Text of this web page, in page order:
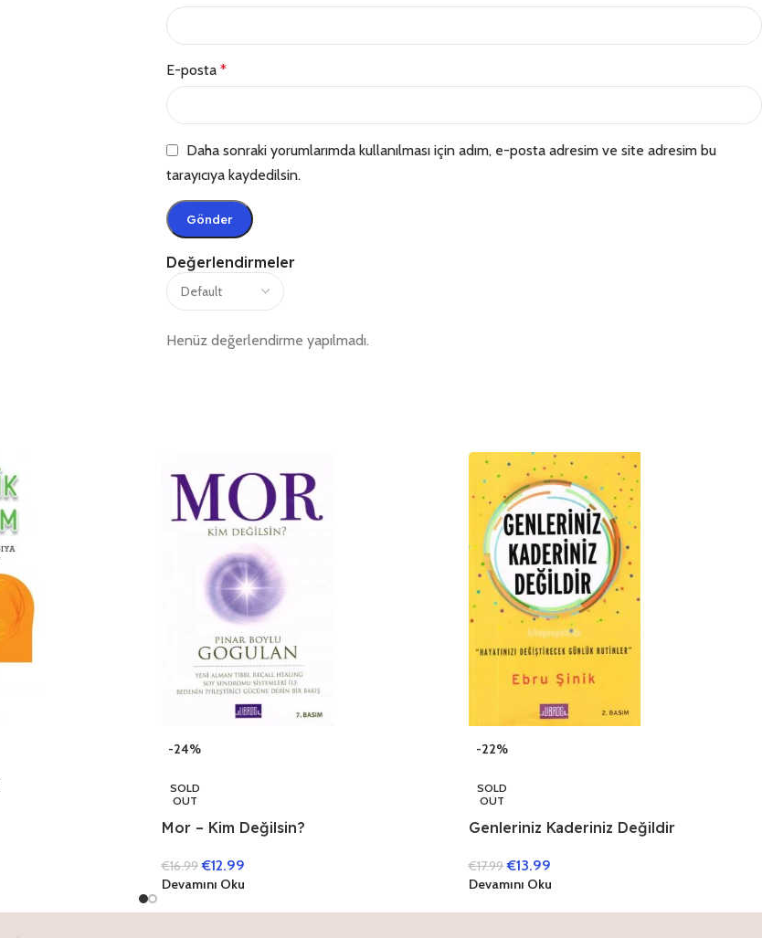
Değerlendirmeler
Henüz değerlendirme yapılmadı.
E-posta *
Daha sonraki yorumlarımda kullanılması için adım, e-posta adresim ve site adresim bu
tarayıcıya kaydedilsin.
-24%
SOLD
OUT
Mor – Kim Değilsin?
€16.99 €12.99
Devamını Oku
-22%
SOLD
OUT
Genleriniz Kaderiniz Değildir
€17.99 €13.99
Devamını Oku